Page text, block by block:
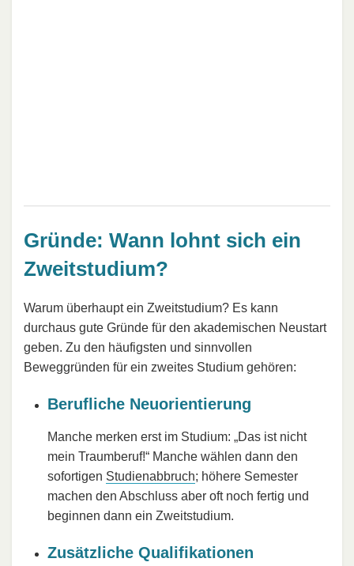
Gründe: Wann lohnt sich ein
Zweitstudium?
Warum überhaupt ein Zweitstudium? Es kann
durchaus gute Gründe für den akademischen Neustart
geben. Zu den häufigsten und sinnvollen
Beweggründen für ein zweites Studium gehören:
Berufliche Neuorientierung
Manche merken erst im Studium: „Das ist nicht
mein Traumberuf!“ Manche wählen dann den
sofortigen Studienabbruch; höhere Semester
machen den Abschluss aber oft noch fertig und
beginnen dann ein Zweitstudium.
Zusätzliche Qualifikationen